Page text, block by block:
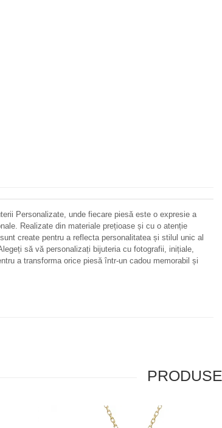
Personalizate, unde fiecare piesă este o expresie a
Realizate din materiale prețioase și cu o atenție
create pentru a reflecta personalitatea și stilul unic al
să vă personalizați bijuteria cu fotografii, inițiale,
a transforma orice piesă într-un cadou memorabil și